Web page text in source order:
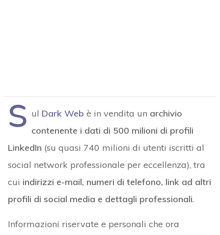
S ul Dark Web è in vendita un archivio
contenente i dati di 500 milioni di profili
LinkedIn (su quasi 740 milioni di utenti iscritti al
social network professionale per eccellenza), tra
cui indirizzi e-mail, numeri di telefono, link ad altri
profili di social media e dettagli professionali.
Informazioni riservate e personali che ora